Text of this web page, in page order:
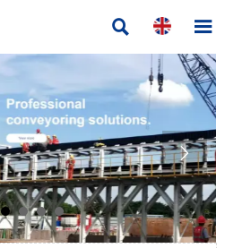
 
